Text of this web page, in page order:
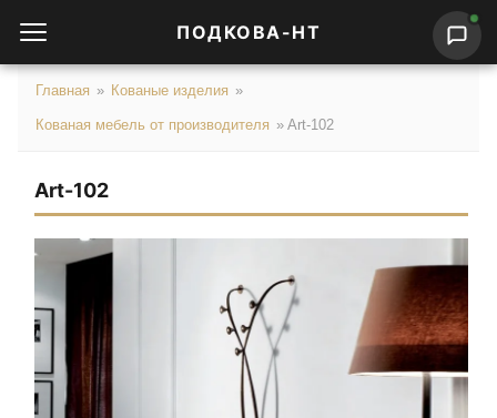
ПОДКОВА-НТ
Главная » Кованые изделия »
Кованая мебель от производителя » Art-102
Art-102